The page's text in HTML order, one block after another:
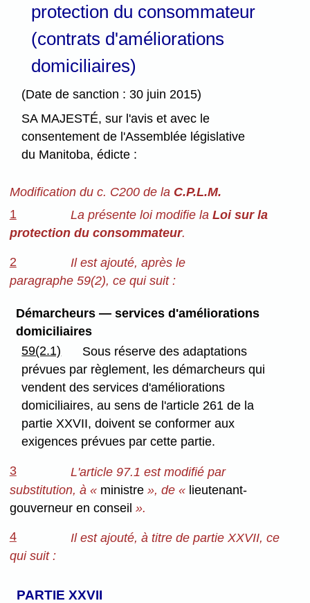
protection du consommateur
(contrats d'améliorations
domiciliaires)
(Date de sanction : 30 juin 2015)
SA MAJESTÉ, sur l'avis et avec le
consentement de l'Assemblée législative
du Manitoba, édicte :
Modification du c. C200 de la C.P.L.M.
1
La présente loi modifie la Loi sur la
protection du consommateur.
2
Il est ajouté, après le
paragraphe 59(2), ce qui suit :
Démarcheurs — services d'améliorations
domiciliaires
59(2.1)
Sous réserve des adaptations
prévues par règlement, les démarcheurs qui
vendent des services d'améliorations
domiciliaires, au sens de l'article 261 de la
partie XXVII, doivent se conformer aux
exigences prévues par cette partie.
3
L'article 97.1 est modifié par
substitution, à «ministre », de «lieutenant-
gouverneur en conseil ».
4
Il est ajouté, à titre de partie XXVII, ce
qui suit :
PARTIE XXVII